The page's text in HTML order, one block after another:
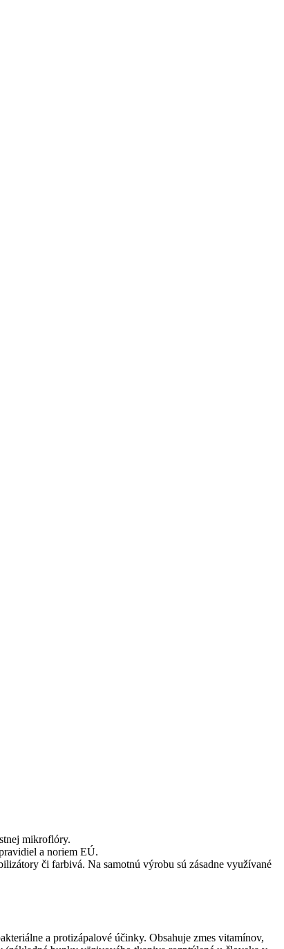
mikroflóry.
a noriem EÚ.
či farbivá. Na samotnú výrobu sú zásadne využívané
a protizápalové účinky. Obsahuje zmes vitamínov,